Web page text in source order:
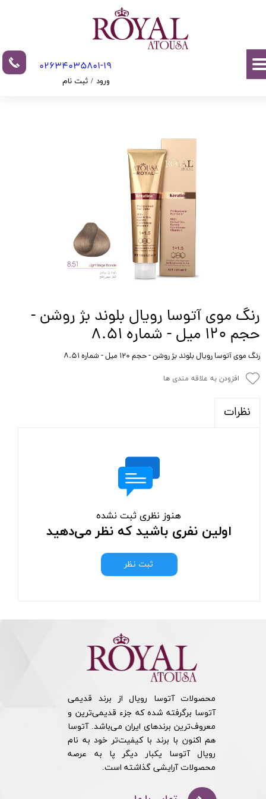
02634035801-19​​​​​​​​​​​​​​
ورود / ثبت نام
تغییر گذر واژه
سفارشات
رنگ موی آتوسا رویال بلوند بژ روشن -
حجم 120 میل - شماره 8.51
رنگ موی آتوسا رویال بلوند بژ روشن - حجم 120 میل - شماره 8.51
افزودن به علاقه مندی ها
نظرات
هنوز نظری ثبت نشده
اولین نفری باشید که نظر می‌دهید
ثبت نظر
محصولات آتوسا رویال از برند قدیمی
آتوسا برگرفته شده که جزء قدیمی‌ترین و
معروف‌ترین برندهای ایران می‌باشد. آتوسا
هم اکنون با برند با کیفیت‌تر خود به نام
رویال آتوسا یکبار دیگر پا به عرصه
محصولات آرایشی گذاشته است.​​​​​​​